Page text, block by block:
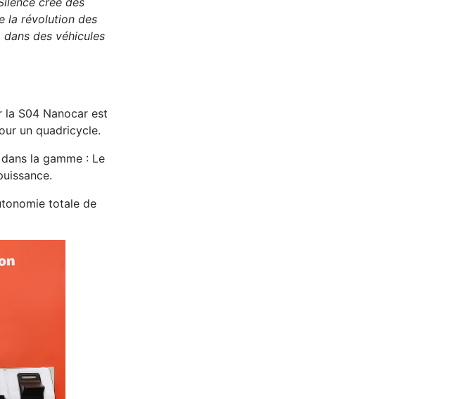
la révolution des
des véhicules
S04 Nanocar est
un quadricycle.
la gamme : Le
totale de